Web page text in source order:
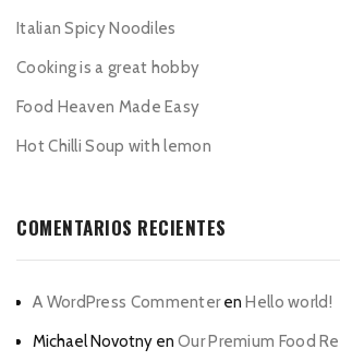
Italian Spicy Noodiles
Cooking is a great hobby
Food Heaven Made Easy
Hot Chilli Soup with lemon
COMENTARIOS RECIENTES
A WordPress CommenterenHello world!
Michael Novotny en Our Premium Food